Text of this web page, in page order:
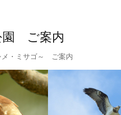
園 ご案内
・ミサゴ～ ご案内